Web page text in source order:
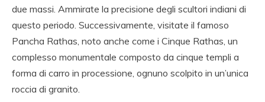
due massi. Ammirate la precisione degli scultori indiani di
questo periodo. Successivamente, visitate il famoso
Pancha Rathas, noto anche come i Cinque Rathas, un
complesso monumentale composto da cinque templi a
forma di carro in processione, ognuno scolpito in un’unica
roccia di granito.